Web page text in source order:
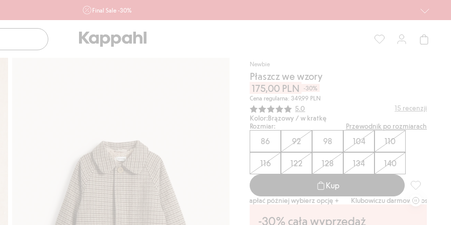
Final Sale -30%
ofertę, również z działu outlet do 10.8 w sklepach Kappahl i
Newbie oraz na kappahl.com. Ofert nie łączymy
Newbie
Płaszcz we wzory
175,00 PLN
-30%
Cena regularna: 349,99 PLN
Średnia ocena:
5.0 15 recenzji
Kolor:Brązowy / w kratkę
Rozmiar:
Przewodnik po rozmiarach
86 92 98 104 110
116 122 128 134 140
Kup
Płaszcz
Klubowiczu darmowa dostawa od 150 zł Kup teraz, a zapłać później wybierz opcję + Klubowiczu darmowa dostawa od 150 zł
-30% cała wyprzedaż